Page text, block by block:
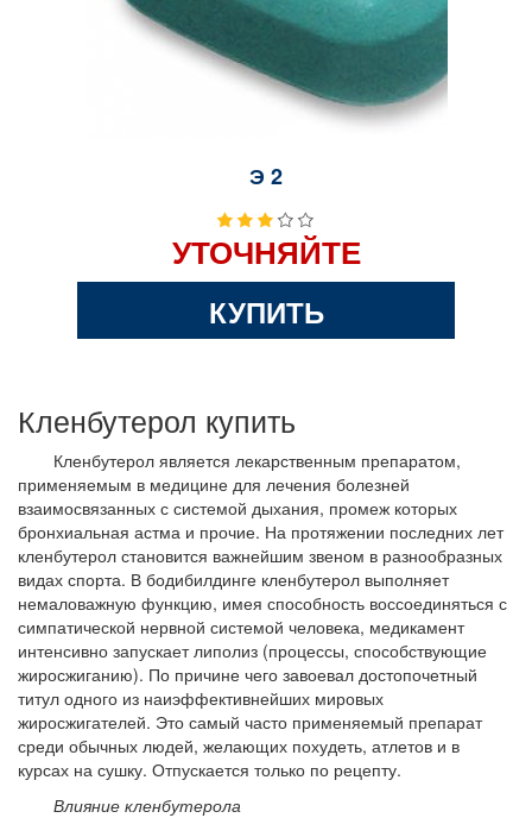
Э 2
УТОЧНЯЙТЕ
КУПИТЬ
Кленбутерол купить
Кленбутерол является лекарственным препаратом,
применяемым в медицине для лечения болезней
взаимосвязанных с системой дыхания, промеж которых
бронхиальная астма и прочие. На протяжении последних лет
кленбутерол становится важнейшим звеном в разнообразных
видах спорта. В бодибилдинге кленбутерол выполняет
немаловажную функцию, имея способность воссоединяться с
симпатической нервной системой человека, медикамент
интенсивно запускает липолиз (процессы, способствующие
жиросжиганию). По причине чего завоевал достопочетный
титул одного из наиэффективнейших мировых
жиросжигателей. Это самый часто применяемый препарат
среди обычных людей, желающих похудеть, атлетов и в
курсах на сушку. Отпускается только по рецепту.
Влияние кленбутерола